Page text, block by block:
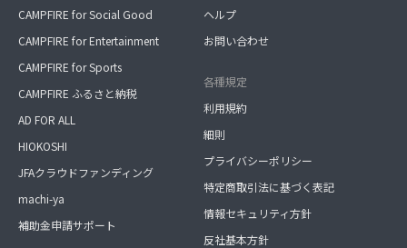
CAMPFIRE for Social Good
CAMPFIRE for Entertainment
CAMPFIRE for Sports
CAMPFIRE ふるさと納税
AD FOR ALL
HIOKOSHI
JFAクラウドファンディング
machi-ya
補助金申請サポート
ヘルプ
お問い合わせ
各種規定
利用規約
細則
プライバシーポリシー
特定商取引法に基づく表記
情報セキュリティ方針
反社基本方針